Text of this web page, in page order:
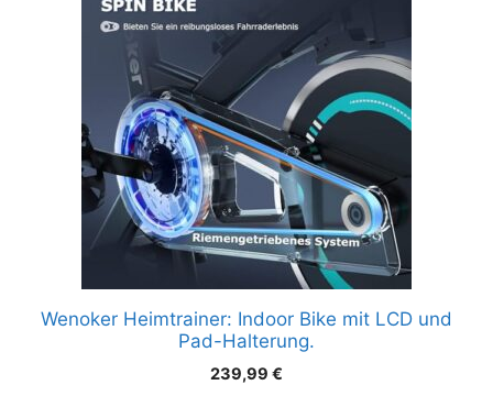
Wenoker Heimtrainer: Indoor Bike mit LCD und
Pad-Halterung.
239,99 €